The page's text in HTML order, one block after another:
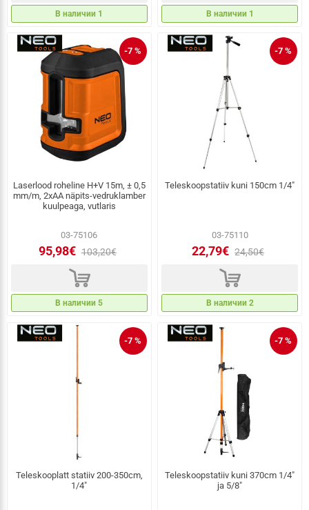
В наличии 1 В наличии 1
-7 %
Laserlood roheline H+V 15m, ± 0,5
mm/m, 2xAA näpits-vedruklamber
kuulpeaga, vutlaris
03-75106
95,98€ 103,20€
d
В наличии 5
-7 %
Teleskoopstatiiv kuni 150cm 1/4"
03-75110
22,79€ 24,50€
d
В наличии 2
-7 %
Teleskooplatt statiiv 200-350cm,
1/4"
-7 %
Teleskoopstatiiv kuni 370cm 1/4"
ja 5/8"